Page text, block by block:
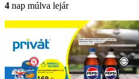
4 nap múlva lejár